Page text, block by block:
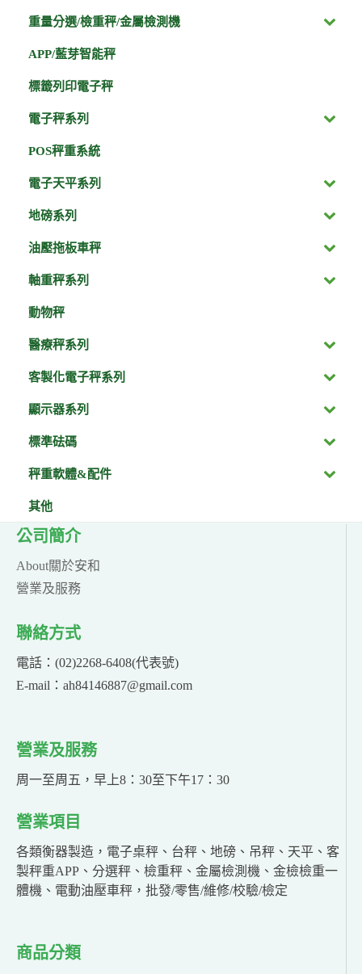
重量分選/檢重秤/金屬檢測機
APP/藍芽智能秤
標籤列印電子秤
電子秤系列
POS秤重系統
電子天平系列
地磅系列
油壓拖板車秤
軸重秤系列
動物秤
醫療秤系列
客製化電子秤系列
顯示器系列
標準砝碼
秤重軟體&配件
其他
公司簡介
About關於安和
營業及服務
聯絡方式
電話：(02)2268-6408(代表號)
E-mail：ah84146887@gmail.com
營業及服務
周一至周五，早上8：30至下午17：30
營業項目
各類衡器製造，電子桌秤、台秤、地磅、吊秤、天平、客
製秤重APP、分選秤、檢重秤、金屬檢測機、金檢檢重一
體機、電動油壓車秤，批發/零售/維修/校驗/檢定
商品分類